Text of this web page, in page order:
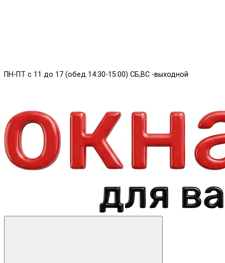
ПН-ПТ с 11 до 17 (обед 14:30-15:00) СБ,ВС -выходной